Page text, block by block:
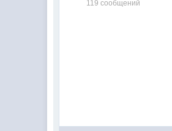
119 сообщений